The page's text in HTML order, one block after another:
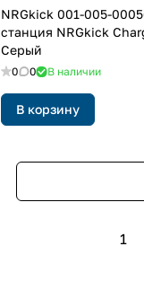
NRGkick 001-005-
станция NRGkick
Серый
0 0 В наличии
В корзину
1